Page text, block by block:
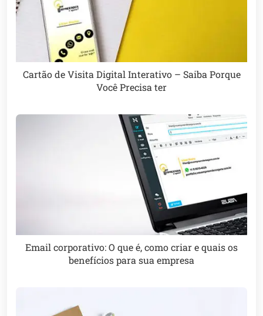
Cartão de Visita Digital Interativo – Saiba Porque
Você Precisa ter
Email corporativo: O que é, como criar e quais os
benefícios para sua empresa